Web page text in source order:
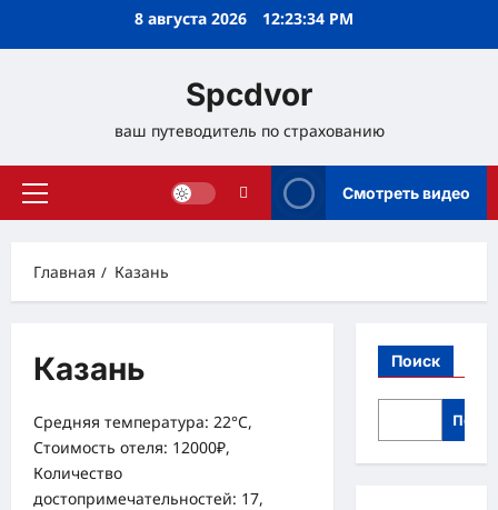
8 августа 2026 12:23:35 PM
Spcdvor
ваш путеводитель по страхованию
Основное
Смотреть видео
Главная Казань
Казань
Средняя температура: 22°C,
Стоимость отеля: 12000₽,
Количество
достопримечательностей: 17,
Поиск
Поиск